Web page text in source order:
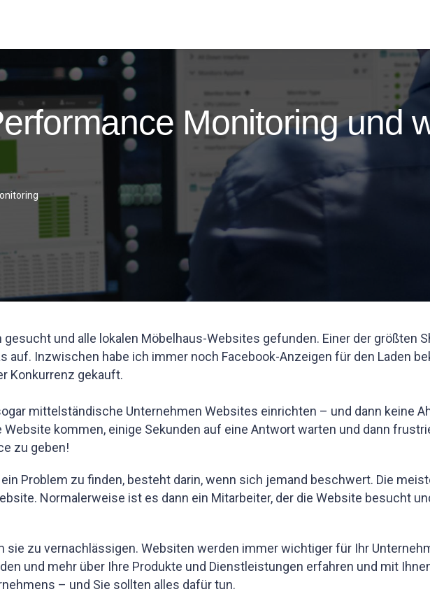
Monitoring und
und alle lokalen Möbelhaus-Websites gefunden. Einer der größten
auf. Inzwischen habe ich immer noch Facebook-Anzeigen für den Laden
Konkurrenz gekauft.
mittelständische Unternehmen Websites einrichten – und dann keine
kommen, einige Sekunden auf eine Antwort warten und dann
zu geben!
Problem zu finden, besteht darin, wenn sich jemand beschwert. Die
Normalerweise ist es dann ein Mitarbeiter, der die Website besucht
zu vernachlässigen. Websiten werden immer wichtiger für Ihr
und mehr über Ihre Produkte und Dienstleistungen erfahren und mit
– und Sie sollten alles dafür tun.